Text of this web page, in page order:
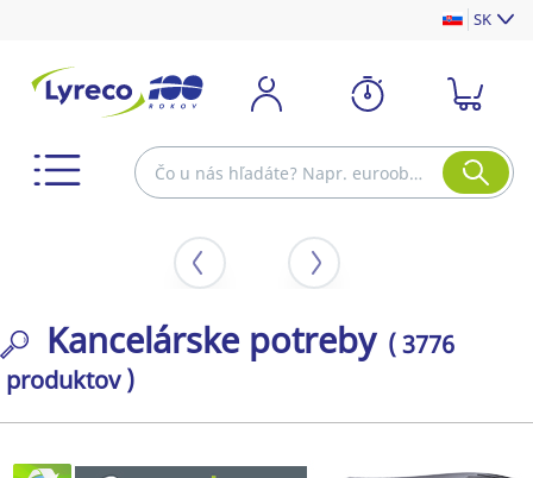
SK
Kancelárske potreby ( 3776
produktov )